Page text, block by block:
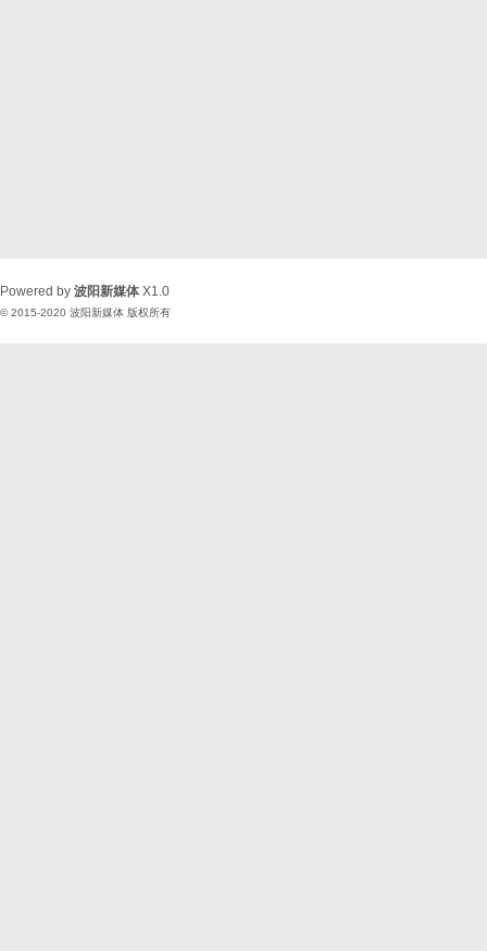
Powered by 波阳新媒体 X1.0
© 2015-2020 波阳新媒体 版权所有